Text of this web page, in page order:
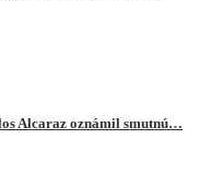
Alcaraz oznámil smutnú…